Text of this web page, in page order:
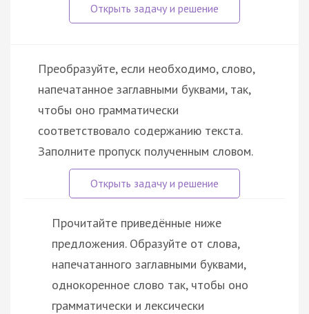
Преобразуйте, если необходимо, слово,
напечатанное заглавными буквами, так,
чтобы оно грамматически
соответствовало содержанию текста.
Заполните пропуск полученным словом.
Прочитайте приведённые ниже
предложения. Образуйте от слова,
напечатанного заглавными буквами,
однокоренное слово так, чтобы оно
грамматически и лексически